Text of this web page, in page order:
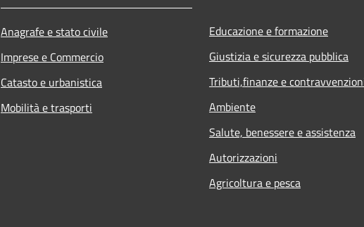
Anagrafe e stato civile
Imprese e Commercio
Catasto e urbanistica
Mobilità e trasporti
Educazione e formazione
Giustizia e sicurezza pubblica
Tributi,finanze e
Ambiente
Salute, benessere e assistenza
Autorizzazioni
Agricoltura e pesca